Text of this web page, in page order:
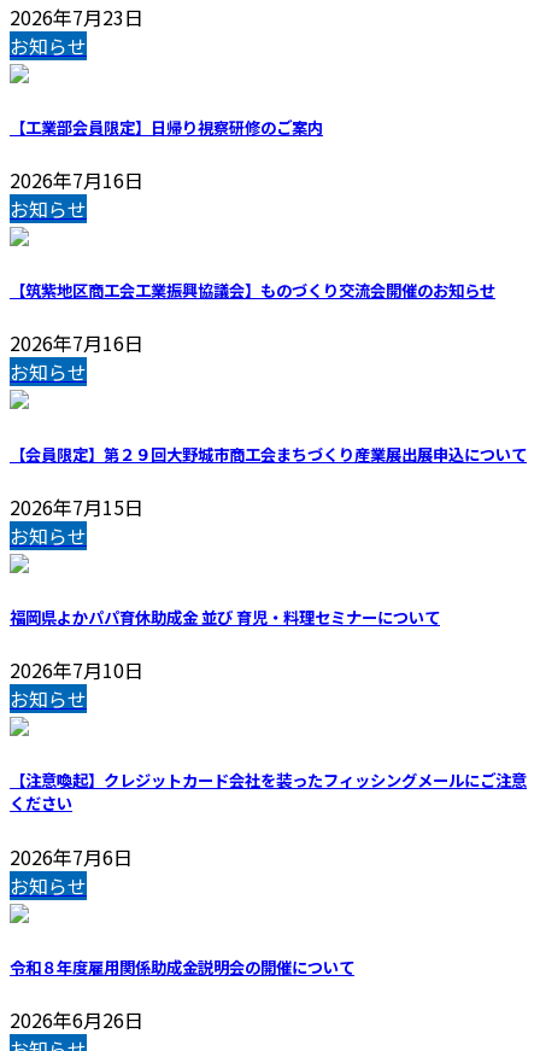
2026年7月23日
お知らせ
【工業部会員限定】日帰り視察研修のご案内
2026年7月16日
お知らせ
【筑紫地区商工会工業振興協議会】ものづくり交流会開催のお知らせ
2026年7月16日
お知らせ
【会員限定】第２９回大野城市商工会まちづくり産業展出展申込について
2026年7月15日
お知らせ
福岡県よかパパ育休助成金 並び 育児・料理セミナーについて
2026年7月10日
お知らせ
【注意喚起】クレジットカード会社を装ったフィッシングメールにご注意
ください
2026年7月6日
お知らせ
令和８年度雇用関係助成金説明会の開催について
2026年6月26日